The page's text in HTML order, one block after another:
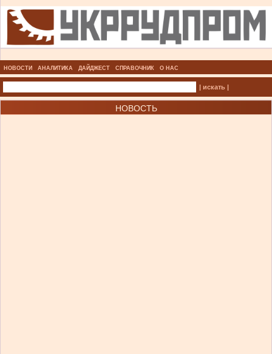
НОВОСТИ АНАЛИТИКА ДАЙДЖЕСТ СПРАВОЧНИК О НАС
| искать |
НОВОСТЬ